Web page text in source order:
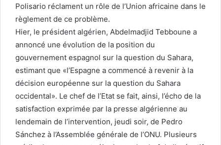
Polisario réclament un rôle de l’Union africaine dans le
règlement de ce problème.
Hier, le président algérien, Abdelmadjid Tebboune a
annoncé une évolution de la position du
gouvernement espagnol sur la question du Sahara,
estimant que «l’Espagne a commencé à revenir à la
décision européenne sur la question du Sahara
occidental». Le chef de l’Etat se fait, ainsi, l’écho de la
satisfaction exprimée par la presse algérienne au
lendemain de l’intervention, jeudi soir, de Pedro
Sánchez à l’Assemblée générale de l’ONU. Plusieurs